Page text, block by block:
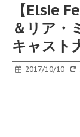
【Elsie
＆リア・
キャスト
2017/10/10